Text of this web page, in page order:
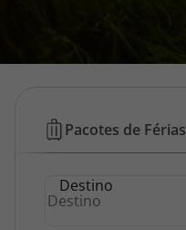
Área de Cliente
Hotéis
Baratos
Pacotes de Férias
Destino